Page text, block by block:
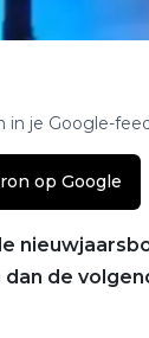
in je Google-
op Google
de